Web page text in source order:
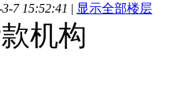
7 15:52:41 | 显示全部楼层
机构